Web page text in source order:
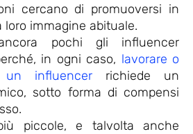
cercano di promuoversi in
loro immagine abituale.
pochi gli influencer
in ogni caso, lavorare o
un influencer richiede un
sotto forma di compensi
piccole, e talvolta anche